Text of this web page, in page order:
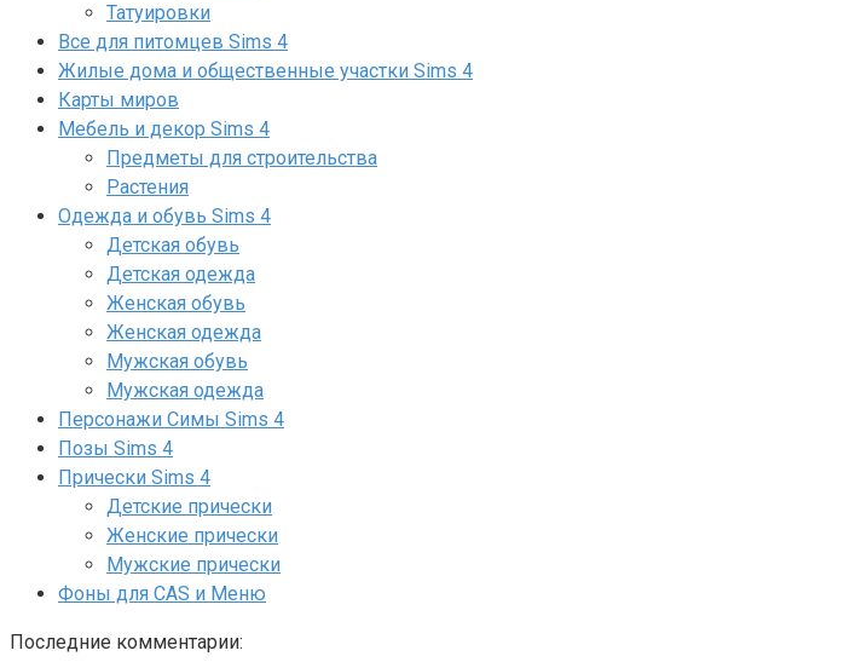
Татуировки
Все для питомцев Sims 4
Жилые дома и общественные участки Sims 4
Карты миров
Мебель и декор Sims 4
Предметы для строительства
Растения
Одежда и обувь Sims 4
Детская обувь
Детская одежда
Женская обувь
Женская одежда
Мужская обувь
Мужская одежда
Персонажи Симы Sims 4
Позы Sims 4
Прически Sims 4
Детские прически
Женские прически
Мужские прически
Фоны для CAS и Меню
Последние комментарии: